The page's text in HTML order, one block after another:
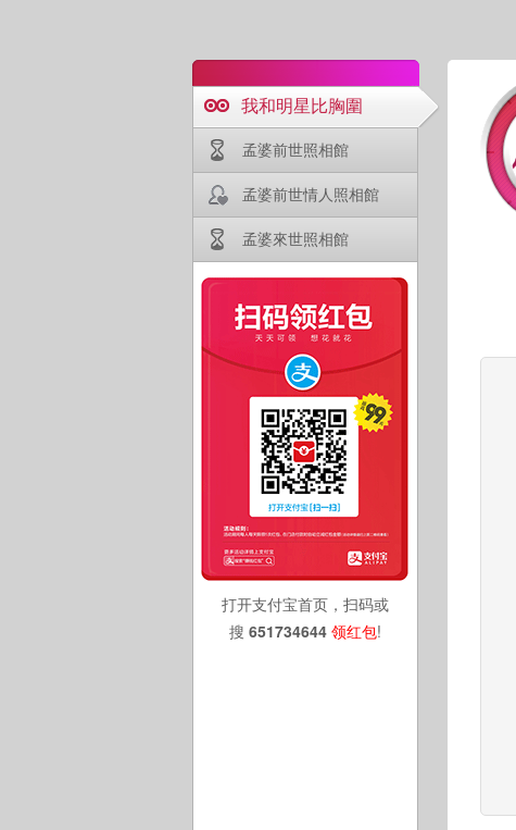
我和明星比胸圍
孟婆前世照相館
孟婆前世情人照相館
孟婆來世照相館
打开支付宝首页，扫码或
搜 651734644 领红包!